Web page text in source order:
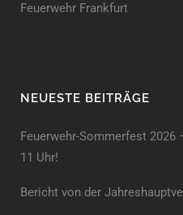
Feuerwehr Frankfurt
NEUESTE BEITRÄGE
Feuerwehr-Sommerfest 2026
11 Uhr!
Bericht von der